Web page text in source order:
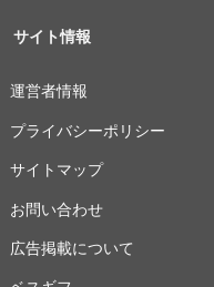
サイト情報
運営者情報
プライバシーポリシー
サイトマップ
お問い合わせ
広告掲載について